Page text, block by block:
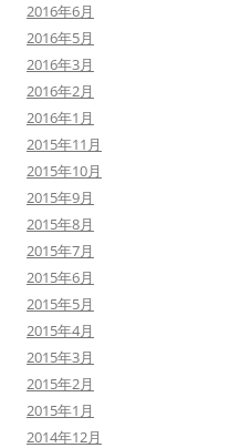
2016年6月
2016年5月
2016年3月
2016年2月
2016年1月
2015年11月
2015年10月
2015年9月
2015年8月
2015年7月
2015年6月
2015年5月
2015年4月
2015年3月
2015年2月
2015年1月
2014年12月